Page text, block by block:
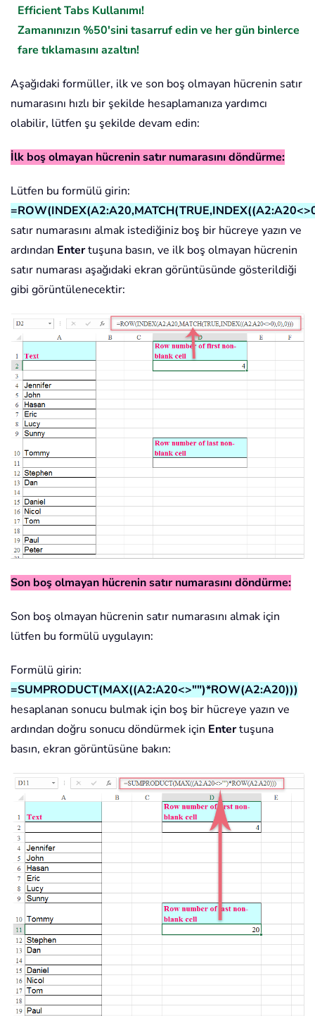
Efficient Tabs Kullanımı!
Zamanınızın %50'sini tasarruf edin ve her gün binlerce
fare tıklamasını azaltın!
Aşağıdaki formüller, ilk ve son boş olmayan hücrenin satır
numarasını hızlı bir şekilde hesaplamanıza yardımcı
olabilir, lütfen şu şekilde devam edin:
İlk boş olmayan hücrenin satır numarasını döndürme:
Lütfen bu formülü girin:
satır numarasını almak istediğiniz boş bir hücreye yazın ve
ardından Entertuşuna basın, ve ilk boş olmayan hücrenin
satır numarası aşağıdaki ekran görüntüsünde gösterildiği
gibi görüntülenecektir:
Son boş olmayan hücrenin satır numarasını döndürme:
Son boş olmayan hücrenin satır numarasını almak için
lütfen bu formülü uygulayın:
Formülü girin:
=SUMPRODUCT(MAX((A2:A20<>"")*ROW(A2:A20)))
hesaplanan sonucu bulmak için boş bir hücreye yazın ve
ardından doğru sonucu döndürmek için Entertuşuna
basın, ekran görüntüsüne bakın: